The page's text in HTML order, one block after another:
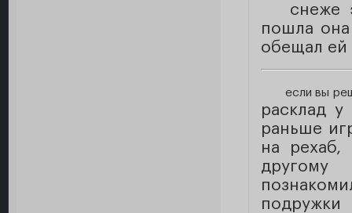
снеже
пошла
обещал ей
если вы
расклад
раньше
на рехаб,